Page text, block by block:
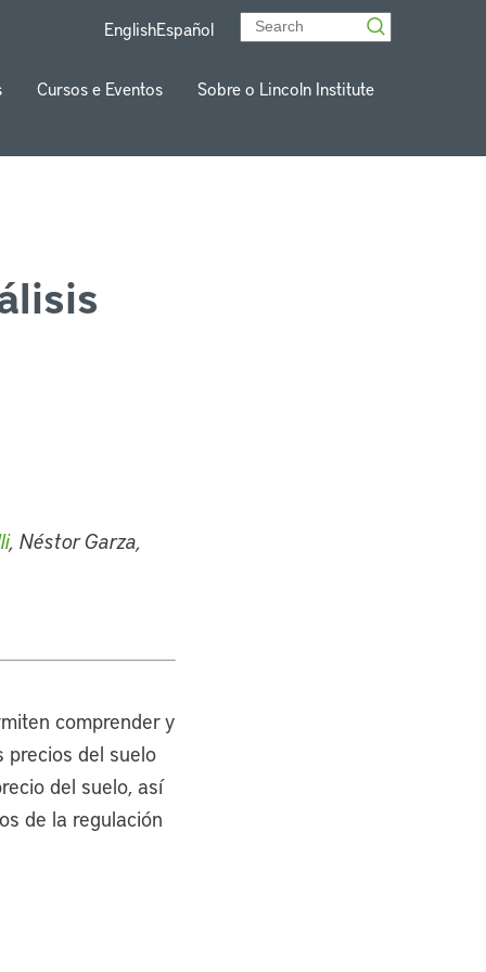
EnglishEspañol
Cursos e Eventos Sobre o Lincoln Institute
, Néstor Garza,
comprender y
precios del suelo
del suelo, así
de la regulación